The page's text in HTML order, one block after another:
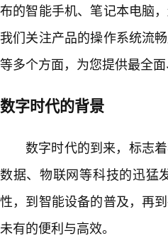
布的智能手机、笔记本电脑
我们关注产品的操作系统流
等多个方面，为您提供最全
数字时代的背景
数字时代的到来，标志
数据、物联网等科技的迅猛
性，到智能设备的普及，再
未有的便利与高效。